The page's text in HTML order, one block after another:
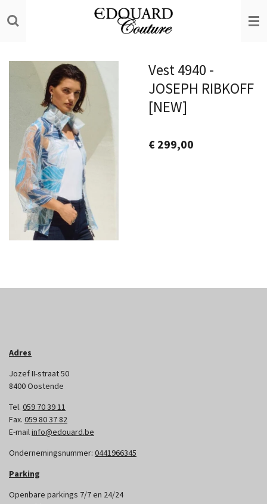
direct
hoofdinhoud
Vest 4940 -
JOSEPH RIBKOFF
[NEW]
€ 299,00
Adres
Jozef II-straat 50
8400 Oostende
Tel. 059 70 39 11
Fax. 059 80 37 82
E-mailinfo@edouard.be
Ondernemingsnummer: 0441966345
Parking
Openbare parkings 7/7 en 24/24